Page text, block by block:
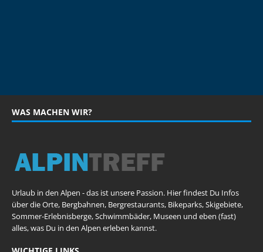
WAS MACHEN WIR?
Urlaub in den Alpen - das ist unsere Passion. Hier findest Du Infos
über die Orte, Bergbahnen, Bergrestaurants, Bikeparks, Skigebiete,
Sommer-Erlebnisberge, Schwimmbäder, Museen und eben (fast)
alles, was Du in den Alpen erleben kannst.